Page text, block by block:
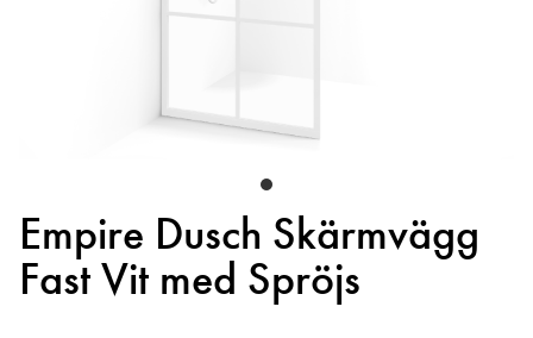
Empire Dusch Skärmvägg
Fast Vit med Spröjs